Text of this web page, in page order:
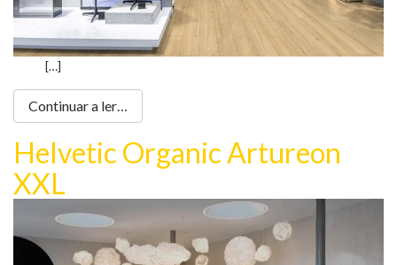
[…]
Continuar a ler…
Helvetic Organic Artureon
XXL